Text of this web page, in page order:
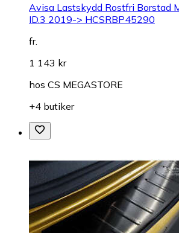
Avisa Lastskydd Rostfri Borstad
ID.3 2019-> HCSRBP45290
fr.
1 143 kr
hos CS MEGASTORE
+4 butiker